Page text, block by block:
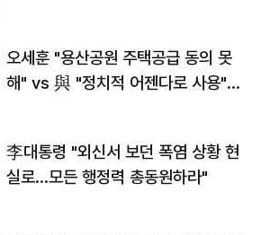
오세훈 "용산공원 주택공급 동의 못
해" vs 與 "정치적 어젠다로 사용"
李대통령 "외신서 보던 폭염 상황 현
실로…모든 행정력 총동원하라"